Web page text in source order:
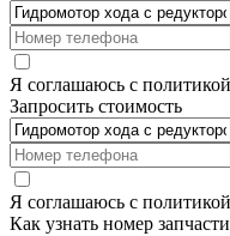
Я соглашаюсь с
Запросить стоимость
Я соглашаюсь с
Как узнать номер запчасти